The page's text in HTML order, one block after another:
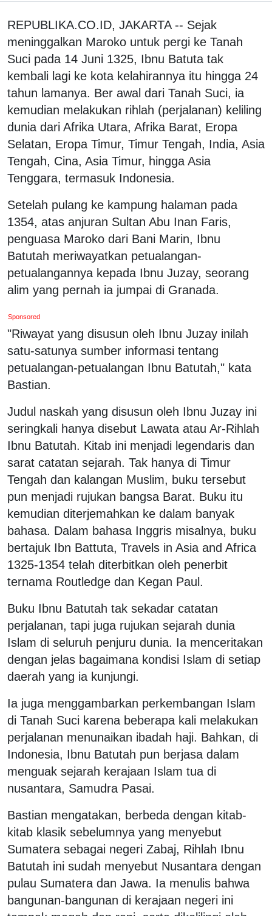
REPUBLIKA.CO.ID, JAKARTA -- Sejak
meninggalkan Maroko untuk pergi ke Tanah
Suci pada 14 Juni 1325, Ibnu Batuta tak
kembali lagi ke kota kelahirannya itu hingga 24
tahun lamanya. Ber awal dari Tanah Suci, ia
kemudian melakukan rihlah (perjalanan) keliling
dunia dari Afrika Utara, Afrika Barat, Eropa
Selatan, Eropa Timur, Timur Tengah, India, Asia
Tengah, Cina, Asia Timur, hingga Asia
Tenggara, termasuk Indonesia.
Setelah pulang ke kampung halaman pada
1354, atas anjuran Sultan Abu Inan Faris,
penguasa Maroko dari Bani Marin, Ibnu
Batutah meriwayatkan petualangan-
petualangannya kepada Ibnu Juzay, seorang
alim yang pernah ia jumpai di Granada.
Sponsored
"Riwayat yang disusun oleh Ibnu Juzay inilah
satu-satunya sumber informasi tentang
petualangan-petualangan Ibnu Batutah," kata
Bastian.
Judul naskah yang disusun oleh Ibnu Juzay ini
seringkali hanya disebut Lawata atau Ar-Rihlah
Ibnu Batutah. Kitab ini menjadi legendaris dan
sarat catatan sejarah. Tak hanya di Timur
Tengah dan kalangan Muslim, buku tersebut
pun menjadi rujukan bangsa Barat. Buku itu
kemudian diterjemahkan ke dalam banyak
bahasa. Dalam bahasa Inggris misalnya, buku
bertajuk Ibn Battuta, Travels in Asia and Africa
1325-1354 telah diterbitkan oleh penerbit
ternama Routledge dan Kegan Paul.
Buku Ibnu Batutah tak sekadar catatan
perjalanan, tapi juga rujukan sejarah dunia
Islam di seluruh penjuru dunia. Ia menceritakan
dengan jelas bagaimana kondisi Islam di setiap
daerah yang ia kunjungi.
Ia juga menggambarkan perkembangan Islam
di Tanah Suci karena beberapa kali melakukan
perjalanan menunaikan ibadah haji. Bahkan, di
Indonesia, Ibnu Batutah pun berjasa dalam
menguak sejarah kerajaan Islam tua di
nusantara, Samudra Pasai.
Bastian mengatakan, berbeda dengan kitab-
kitab klasik sebelumnya yang menyebut
Sumatera sebagai negeri Zabaj, Rihlah Ibnu
Batutah ini sudah menyebut Nusantara dengan
pulau Sumatera dan Jawa. Ia menulis bahwa
bangunan-bangunan di kerajaan negeri ini